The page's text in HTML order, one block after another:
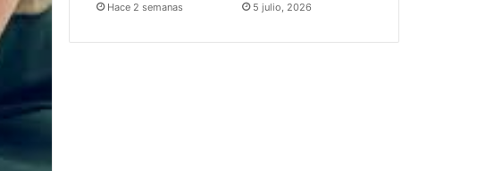
Hace 2 semanas 5 julio, 2026